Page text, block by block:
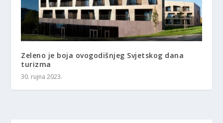
Zeleno je boja ovogodišnjeg Svjetskog dana
turizma
30. rujna 2023.